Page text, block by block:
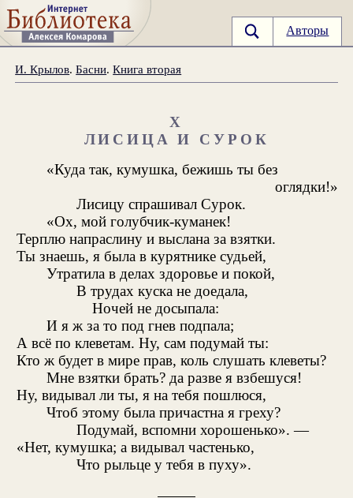
Авторы
И. Крылов.Басни.Книга вторая
X
ЛИСИЦА И СУРОК
«Куда так, кумушка, бежишь ты без
оглядки!»
Лисицу спрашивал Сурок.
«Ох, мой голубчик-куманек!
Терплю напраслину и выслана за взятки.
Ты знаешь, я была в курятнике судьей,
Утратила в делах здоровье и покой,
В трудах куска не доедала,
Ночей не досыпала:
И я ж за то под гнев подпала;
А всё по клеветам. Ну, сам подумай ты:
Кто ж будет в мире прав, коль слушать клеветы?
Мне взятки брать? да разве я взбешуся!
Ну, видывал ли ты, я на тебя пошлюся,
Чтоб этому была причастна я греху?
Подумай, вспомни хорошенько». —
«Нет, кумушка; а видывал частенько,
Что рыльце у тебя в пуху».